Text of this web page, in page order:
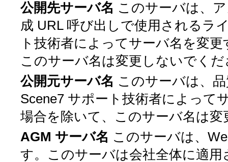
公開先サーバ名 このサーバは、
成 URL 呼び出しで使用されるラ
ト技術者によってサーバ名を変
このサーバ名は変更しないでくだ
公開元サーバ名 このサーバは、
Scene7 サポート技術者によって
場合を除いて、このサーバ名は
AGM サーバ名 このサーバは、
す。このサーバは会社全体に適